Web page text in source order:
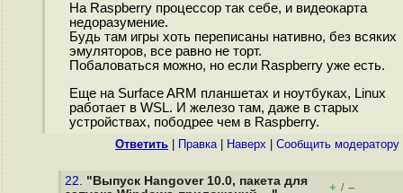
На Raspberry процессор так себе, и видеокарта
недоразумение.
Будь там игры хоть переписаны нативно, без всяких
эмуляторов, все равно не торт.
Побаловаться можно, но если Raspberry уже есть.
Еще на Surface ARM планшетах и ноутбуках, Linux
работает в WSL. И железо там, даже в старых
устройствах, пободрее чем в Raspberry.
Ответить Правка| Наверх Cообщить модератору
22. "Выпуск Hangover 10.0, пакета для
+ / –